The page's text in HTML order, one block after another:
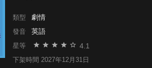
類型 劇情
發音 英語
星等 4.1
下架時間 2027年12月31日